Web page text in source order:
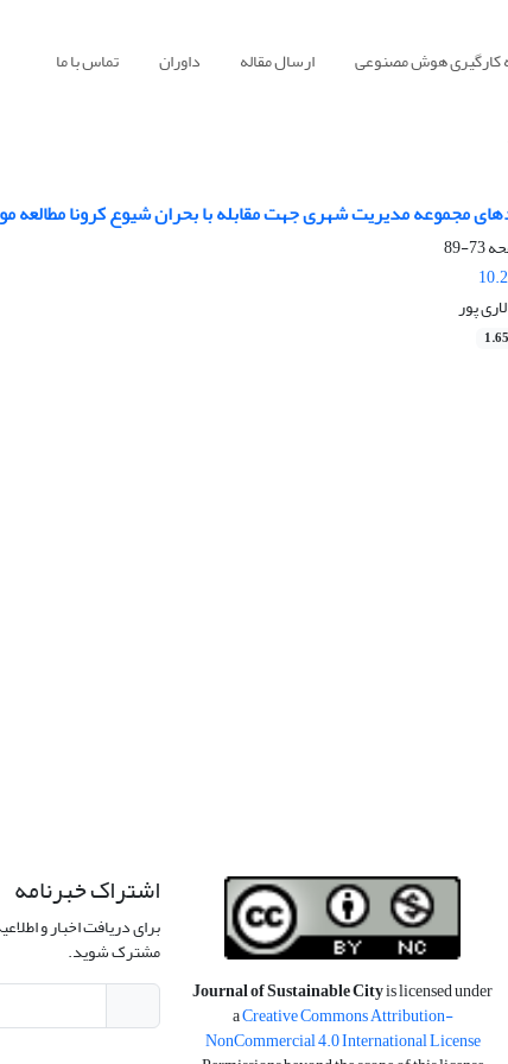
کارگیری هوش مصنوعی ارسال مقاله داوران تماس با ما
مجموعه مدیریت شهری جهت مقابله با بحران شیوع کرونا
73-89
پور
Journal of Sustainable Cityis licensed under
aCreative Commons Attribution-
NonCommercial 4.0 International License
اشتراک خبرنامه
برای دریافت اخبار و
مشترک شوید.